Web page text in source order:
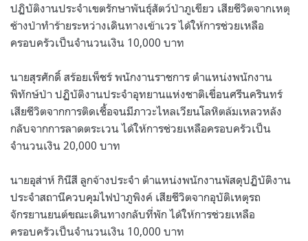
ปฏิบัติงานประจำเขตรักษาพันธุ์สัตว์ป่าภูเขียว เสียชีวิตจากเหตุ
ช้างป่าทำร้ายระหว่างเดินทางเข้าเวร ได้ให้การช่วยเหลือ
ครอบครัวเป็นจำนวนเงิน 10,000 บาท
นายสุรศักดิ์ สร้อยเพ็ชร์ พนักงานราชการ ตำแหน่งพนักงาน
พิทักษ์ป่า ปฏิบัติงานประจำอุทยานแห่งชาติเขื่อนศรีนครินทร์
เสียชีวิตจากการติดเชื้อจนมีภาวะไหลเวียนโลหิตล้มเหลวหลัง
กลับจากการลาดตระเวน ได้ให้การช่วยเหลือครอบครัวเป็น
จำนวนเงิน 20,000 บาท
นายอุส่าห์ กินีสี ลูกจ้างประจำ ตำแหน่งพนักงานพัสดุปฏิบัติงาน
ประจำสถานีควบคุมไฟป่าภูพิงค์ เสียชีวิตจากอุบัติเหตุรถ
จักรยานยนต์ขณะเดินทางกลับที่พัก ได้ให้การช่วยเหลือ
ครอบครัวเป็นจำนวนเงิน 10,000 บาท